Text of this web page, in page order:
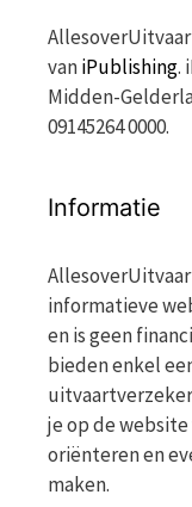
vaniPublishing.
Midden-
09145264 0000.
Informatie
informatieve
en is geen
bieden enkel
je op de
oriënteren en
maken.